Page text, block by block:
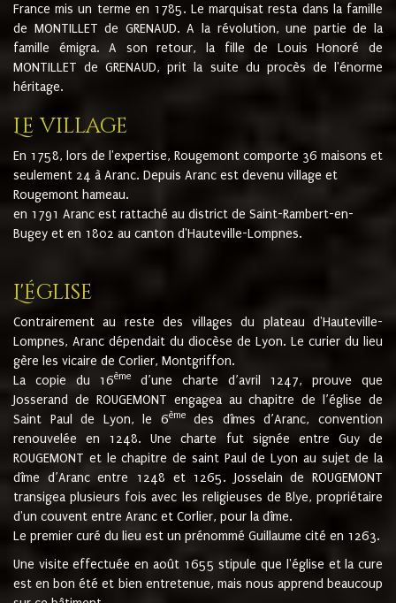
France mis un terme en 1785. Le marquisat resta dans la famille
de MONTILLET de GRENAUD. A la révolution, une partie de la
famille émigra. A son retour, la fille de Louis Honoré de
MONTILLET de GRENAUD, prit la suite du procès de l'énorme
héritage.
Le village
En 1758, lors de l'expertise, Rougemont comporte 36 maisons et
seulement 24 à Aranc. Depuis Aranc est devenu village et
Rougemont hameau.
en 1791 Aranc est rattaché au district de Saint-Rambert-en-
Bugey et en 1802 au canton d'Hauteville-Lompnes.
L'église
Contrairement au reste des villages du plateau d'Hauteville-
Lompnes, Aranc dépendait du diocèse de Lyon. Le curier du lieu
gère les vicaire de Corlier, Montgriffon.
La copie du 16ème
d’une charte d’avril 1247, prouve que
Josserand de ROUGEMONT engagea au chapitre de l’église de
Saint Paul de Lyon, le 6èmedes dîmes d’Aranc, convention
renouvelée en 1248. Une charte fut signée entre Guy de
ROUGEMONT et le chapitre de saint Paul de Lyon au sujet de la
dîme d’Aranc entre 1248 et 1265. Josselain de ROUGEMONT
transigea plusieurs fois avec les religieuses de Blye, propriétaire
d'un couvent entre Aranc et Corlier, pour la dîme.
Le premier curé du lieu est un prénommé Guillaume cité en 1263.
Une visite effectuée en août 1655 stipule que l'église et la cure
est en bon été et bien entretenue, mais nous apprend beaucoup